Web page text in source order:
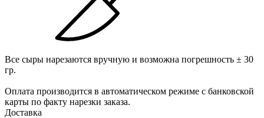
Все сыры нарезаются вручную и возможна погрешность ± 30
гр.
Оплата производится в автоматическом режиме с банковской
карты по факту нарезки заказа.
Доставка